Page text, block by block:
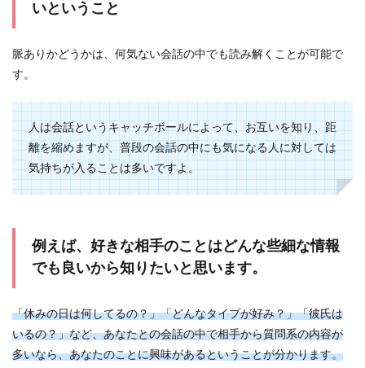
いということ
脈ありかどうかは、何気ない会話の中でも読み解くことが可能で
す。
人は会話というキャッチボールによって、お互いを知り、距
離を縮めますが、普段の会話の中にも気になる人に対しては
気持ちが入ることは多いですよ。
例えば、好きな相手のことはどんな些細な情報
でも良いから知りたいと思います。
「休みの日は何してるの？」「どんなタイプが好み？」「彼氏は
いるの？」など、あなたとの会話の中で相手から質問系の内容が
多いなら、あなたのことに興味があるということが分かります。